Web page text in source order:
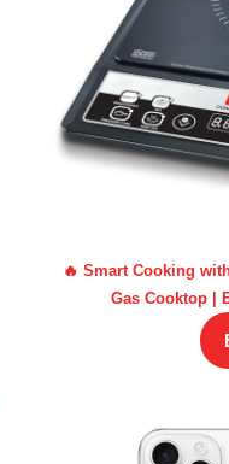
🔥 Smart Cooking
Gas Cooktop |